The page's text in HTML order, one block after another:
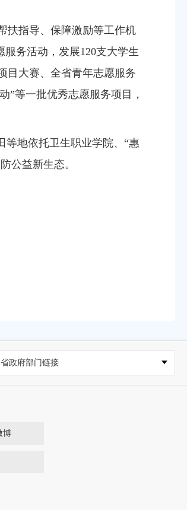
扶指导、保障激励等工作机
务活动，发展120支大学生
目大赛、全省青年志愿服务
”等一批优秀志愿服务项目，
等地依托卫生职业学院、“惠
公益新生态。
省政府部门链接
博